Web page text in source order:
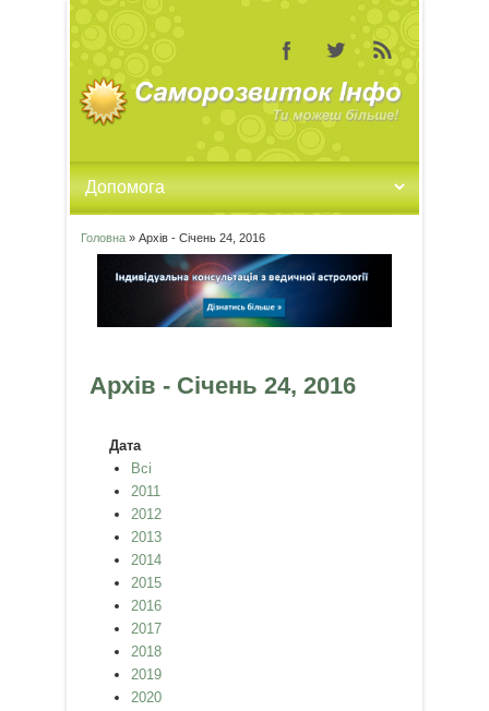
Ви є тут
Головна» Архів - Січень 24, 2016
Архів - Січень 24, 2016
Дата
Всі
2011
2012
2013
2014
2015
2016
2017
2018
2019
2020